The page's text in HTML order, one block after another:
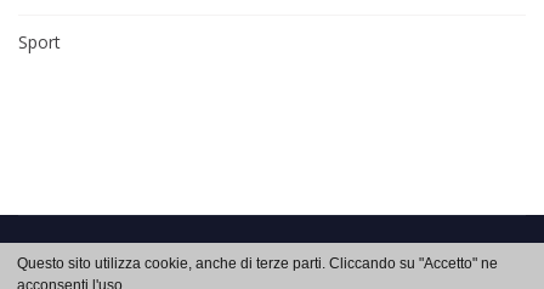
Sport
Approfondimenti di salute e benessere suAuxologia. Copyright 2026 © -
Questo sito utilizza cookie, anche di terze parti. Cliccando su "Accetto" ne
acconsenti l'uso.